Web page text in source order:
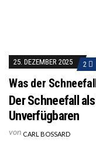
25. DEZEMBER 2025 2
Was der
Der Schneefall
Unverfügbaren
von CARL BOSSARD